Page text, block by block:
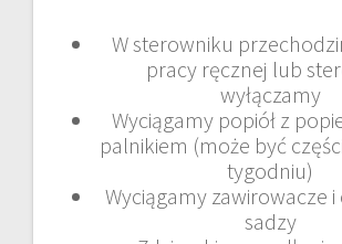
W sterowniku
pracy ręcznej lub
wyłączamy
Wyciągamy popiół z
palnikiem (może być
tygodniu)
Wyciągamy zawirowacze i
sadzy